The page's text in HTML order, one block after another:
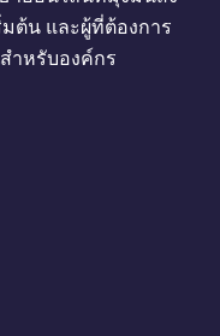
ต้น และผู้ที่ต้องการ
ำหรับองค์กร